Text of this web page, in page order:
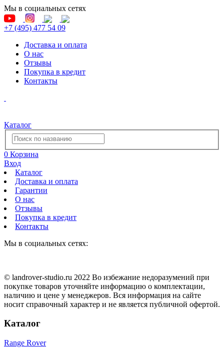
Мы в социальных сетях
+7 (495) 477 54 09
Доставка и оплата
О нас
Отзывы
Покупка в кредит
Контакты
Каталог
0 Корзина
Вход
Каталог
Доставка и оплата
Гарантии
О нас
Отзывы
Покупка в кредит
Контакты
Мы в социальных сетях:
© landrover-studio.ru 2022 Во избежание недоразумений при
покупке товаров уточняйте информацию о комплектации,
наличию и цене у менеджеров. Вся информация на сайте
носит справочный характер и не является публичной офертой.
Каталог
Range Rover